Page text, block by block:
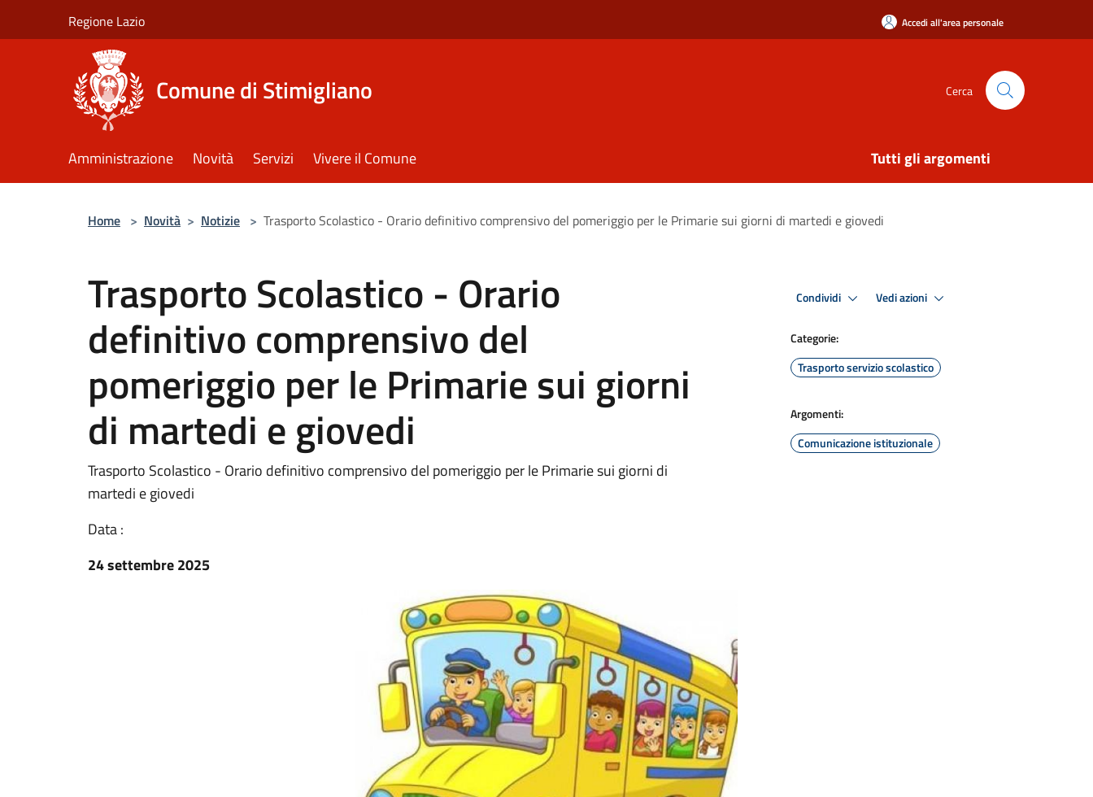
Regione Lazio Accedi all'area personale
Comune di Stimigliano Cerca
Amministrazione Novità Servizi Vivere il Comune Tutti gli argomenti
Home > Novità > Notizie > Trasporto Scolastico - Orario definitivo comprensivo del pomeriggio per le Primarie sui giorni di martedi e giovedi
Trasporto Scolastico - Orario
definitivo comprensivo del
pomeriggio per le Primarie sui giorni
di martedi e giovedi
Trasporto Scolastico - Orario definitivo comprensivo del pomeriggio per le Primarie sui giorni di
martedi e giovedi
Data :
24 settembre 2025
Condividi Vedi azioni
Categorie:
Trasporto servizio scolastico
Argomenti:
Comunicazione istituzionale